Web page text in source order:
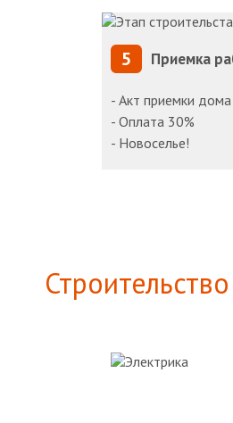
5 Приемка
- Акт приемки дома
- Оплата 30%
- Новоселье!